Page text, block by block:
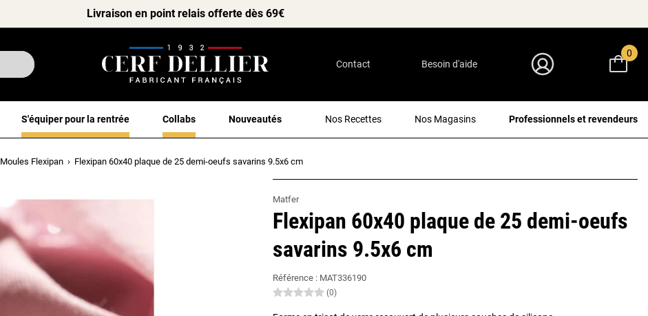
Livraison en point relais offerte dès 69€
Contact Besoin d'aide
0
S'équiper pour la rentrée Collabs Nouveautés Nos Recettes Nos Magasins Professionnels et revendeurs
Moules Flexipan Flexipan 60x40 plaque de 25 demi-oeufs savarins 9.5x6 cm
Matfer
Flexipan 60x40 plaque de 25 demi-oeufs
savarins 9.5x6 cm
Référence : MAT336190
(0)